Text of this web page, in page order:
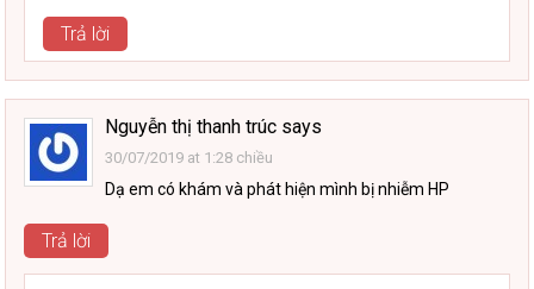
Trả lời
Nguyễn thị thanh trúc says
30/07/2019 at 1:28 chiều
Dạ em có khám và phát hiện mình bị nhiễm HP
Trả lời